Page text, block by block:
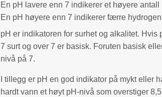
En pH lavere enn 7 indikerer et høyere
En pH høyere enn 7 indikerer færre
pH er indikatoren for surhet og alkalitet.
7 surt og over 7 er basisk. Foruten basisk
nivå på 7.
I tillegg er pH en god indikator på mykt eller
hardt vann et høyt pH-nivå som overstiger